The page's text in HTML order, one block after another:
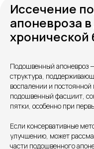
Иссечение
апоневроза
хронической
Подошвенный апоневроз
структура,
воспалении и постоянной
подошвенный фасциит,
пятки, особенно при
Если консервативные
улучшению, может
части подошвенного
Контакты